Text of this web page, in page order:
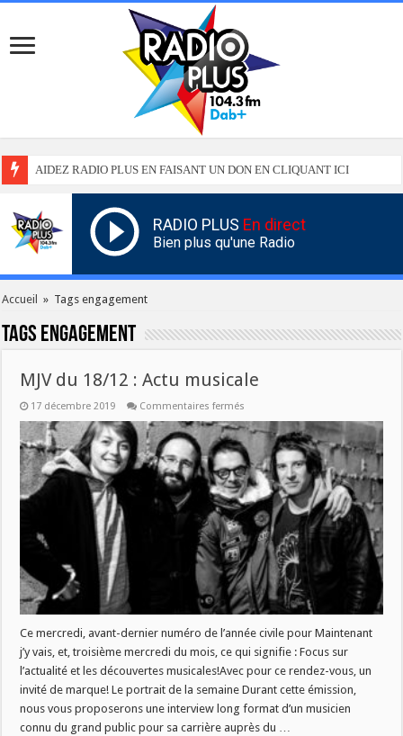
AIDEZ RADIO PLUS EN FAISANT UN DON EN CLIQUANT ICI
RADIO PLUS En direct
Bien plus qu'une Radio
Accueil » Tags engagement
Tags engagement
MJV du 18/12 : Actu musicale
17 décembre 2019 Commentaires fermés
du
18/12
:
Actu
musicale
Ce mercredi, avant-dernier numéro de l’année civile pour Maintenant
j’y vais, et, troisième mercredi du mois, ce qui signifie : Focus sur
l’actualité et les découvertes musicales!Avec pour ce rendez-vous, un
invité de marque! Le portrait de la semaine Durant cette émission,
nous vous proposerons une interview long format d’un musicien
connu du grand public pour sa carrière auprès du …